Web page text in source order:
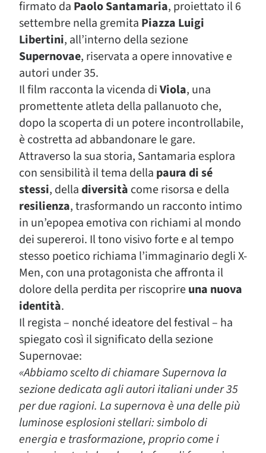
firmato da Paolo Santamaria, proiettato il 6
settembre nella gremita Piazza Luigi
Libertini, all’interno della sezione
Supernovae, riservata a opere innovative e
autori under 35.
Il film racconta la vicenda diViola, una
promettente atleta della pallanuoto che,
dopo la scoperta di un potere incontrollabile,
è costretta ad abbandonare le gare.
Attraverso la sua storia, Santamaria esplora
con sensibilità il tema della paura di sé
stessi, delladiversità come risorsa e della
resilienza, trasformando un racconto intimo
in un’epopea emotiva con richiami al mondo
dei supereroi. Il tono visivo forte e al tempo
stesso poetico richiama l’immaginario degli X-
Men, con una protagonista che affronta il
dolore della perdita per riscoprireuna nuova
identità.
Il regista – nonché ideatore del festival – ha
spiegato così il significato della sezione
Supernovae:
«Abbiamo scelto di chiamare Supernova la
sezione dedicata agli autori italiani under 35
per due ragioni. La supernova è una delle più
luminose esplosioni stellari: simbolo di
energia e trasformazione, proprio come i